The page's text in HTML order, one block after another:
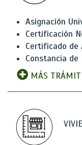
Asignación
Certificación
Certificado de
Constancia
MÁS